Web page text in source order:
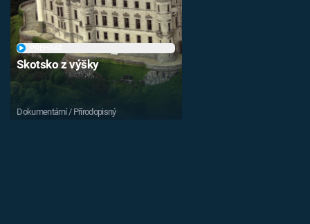
Skotsko z výšky
Dokumentární / Přírodopisný